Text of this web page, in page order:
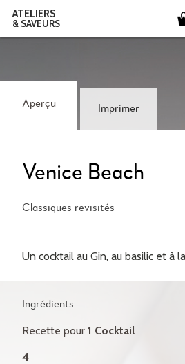
ATELIERS
& SAVEURS
COURS DE COCKTAILS
DÉGUSTATIONS DE VINS
GROUPES ET ENTREPRISES
QUI SOMMES-NOUS?
LES COCKTAILS
CERTIFICATS-CADEAUX
Aperçu Imprimer
Venice Beach
Classiques revisités
Un cocktail au Gin, au basilic et à
Ingrédients
Recette pour 1 Cocktail
4